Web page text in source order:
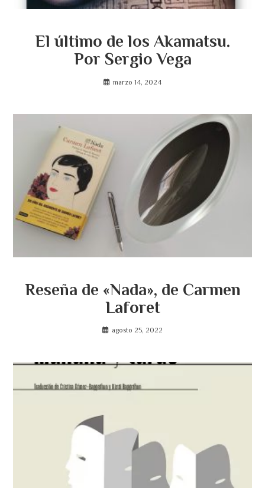
El último de los Akamatsu.
Por Sergio Vega
marzo 14, 2024
Reseña de «Nada», de Carmen
Laforet
agosto 25, 2022